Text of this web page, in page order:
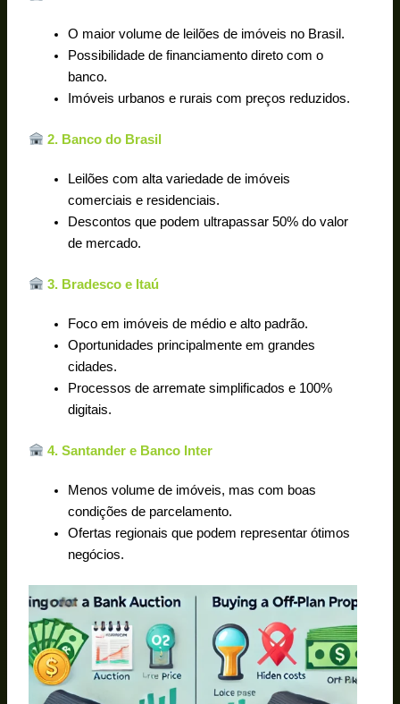
O maior volume de leilões de imóveis no Brasil.
Possibilidade de financiamento direto com o
banco.
Imóveis urbanos e rurais com preços reduzidos.
2. Banco do Brasil
Leilões com alta variedade de imóveis
comerciais e residenciais.
Descontos que podem ultrapassar 50% do valor
de mercado.
3. Bradesco e Itaú
Foco em imóveis de médio e alto padrão.
Oportunidades principalmente em grandes
cidades.
Processos de arremate simplificados e 100%
digitais.
4. Santander e Banco Inter
Menos volume de imóveis, mas com boas
condições de parcelamento.
Ofertas regionais que podem representar ótimos
negócios.